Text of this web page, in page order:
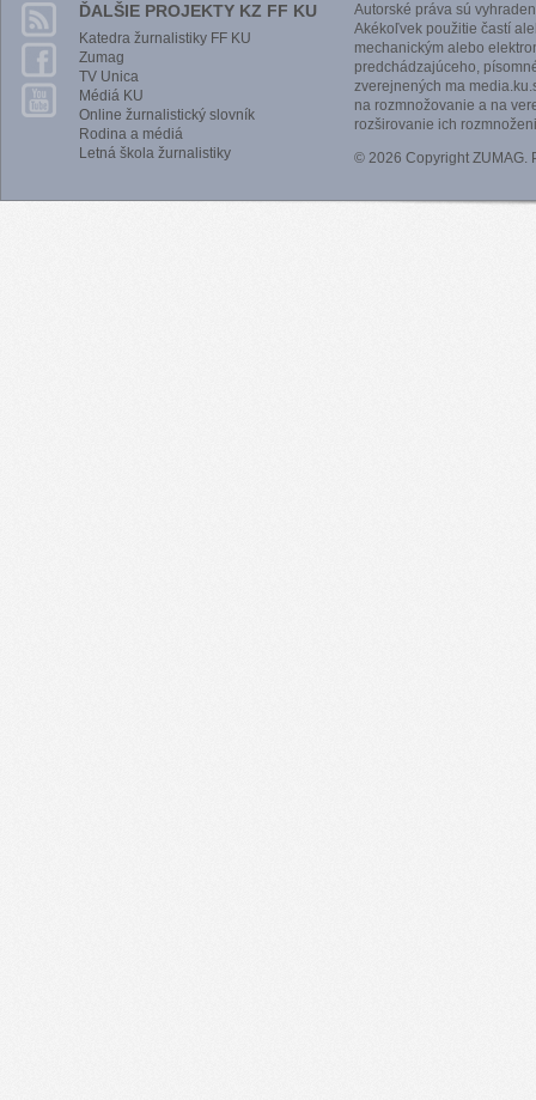
ĎALŠIE PROJEKTY KZ FF KU
Katedra žurnalistiky FF KU
Zumag
TV Unica
Médiá KU
Online žurnalistický slovník
Rodina a médiá
Letná škola žurnalistiky
Autorské práva sú
Akékoľvek použitie častí
mechanickým alebo
predchádzajúceho,
zverejnených ma
na rozmnožovanie a na
rozširovanie ich
© 2026 Copyright ZUMAG.